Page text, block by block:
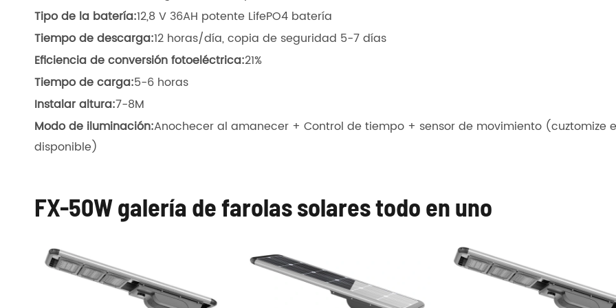
Tipo de la batería:12,8 V 36AH potente LifePO4 batería
Tiempo de descarga:12 horas/día, copia de seguridad 5-7 días
Eficiencia de conversión fotoeléctrica:21%
Tiempo de carga:5-6 horas
Instalar altura:7-8M
Modo de iluminación:Anochecer al amanecer + Control de tiempo + sensor de movimiento (cuztomize
disponible)
FX-50W galería de farolas solares todo en uno